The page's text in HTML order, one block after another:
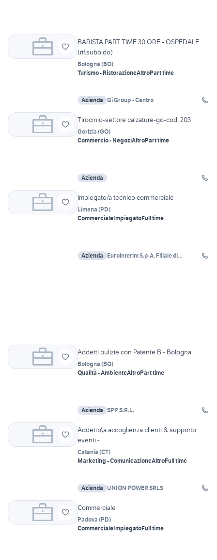
BARISTA PART TIME 30 ORE - OSPEDALE
(rif.suboldo)
Bologna (BO)
Turismo - RistorazioneAltroPart time
Azienda Gi Group - Centro
Tirocinio-settore calzature-go-cod. 203
Gorizia (GO)
Commercio - NegoziAltroPart time
Azienda
Impiegato/a tecnico commerciale
Limena (PD)
CommercialeImpiegatoFull time
Azienda
Eurointerim S.p.A. Filiale di
Addetti pulizie con Patente B - Bologna
Bologna (BO)
Qualità - AmbienteAltroPart time
Azienda SPP S.R.L.
Addetto\a accoglienza clienti & supporto
eventi -
Catania (CT)
Marketing - ComunicazioneAltroFull time
Azienda UNION POWER SRLS
Commerciale
Padova (PD)
CommercialeImpiegatoFull time